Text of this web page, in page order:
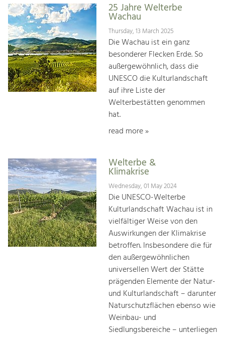
25 Jahre Welterbe
Wachau
Thursday, 13 March 2025
Die Wachau ist ein ganz
besonderer Flecken Erde. So
außergewöhnlich, dass die
UNESCO die Kulturlandschaft
auf ihre Liste der
Welterbestätten genommen
hat.
read more »
Welterbe &
Klimakrise
Wednesday, 01 May 2024
Die UNESCO-Welterbe
Kulturlandschaft Wachau ist in
vielfältiger Weise von den
Auswirkungen der Klimakrise
betroffen. Insbesondere die für
den außergewöhnlichen
universellen Wert der Stätte
prägenden Elemente der Natur-
und Kulturlandschaft – darunter
Naturschutzflächen ebenso wie
Weinbau- und
Siedlungsbereiche – unterliegen